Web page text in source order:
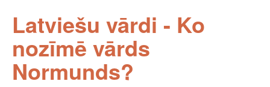
Latviešu vārdi - Ko
nozīmē vārds
Normunds?